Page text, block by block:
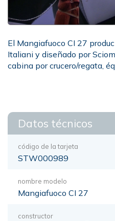
El Mangiafuoco CI 27
Italiani y diseñado por
cabina por crucero/regata,
Datos técnicos
código de la tarjeta
STW000989
nombre modelo
Mangiafuoco CI 27
constructor